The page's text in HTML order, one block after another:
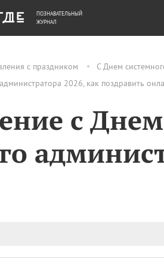
с праздником
С Днем
2026, как поздравить
с Днем
ДЕНЬГИ
ПОЗНАВАТЕЛЬНЫЙ
ЖУРНАЛ